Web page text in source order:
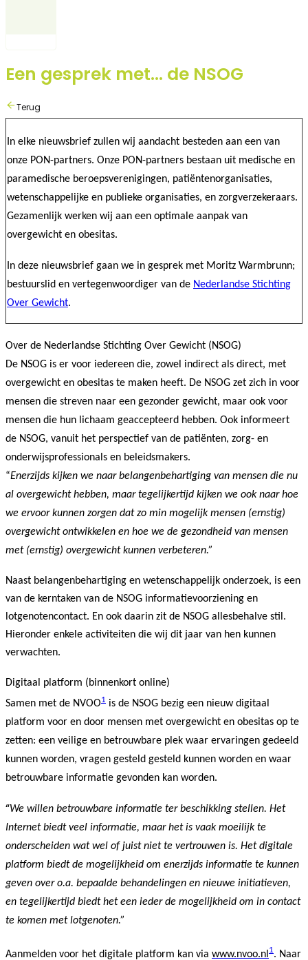
Een gesprek met… de NSOG
Terug
In elke nieuwsbrief zullen wij aandacht besteden aan een van
onze PON-partners. Onze PON-partners bestaan uit medische en
paramedische beroepsverenigingen, patiëntenorganisaties,
wetenschappelijke en publieke organisaties, en zorgverzekeraars.
Gezamenlijk werken wij aan een optimale aanpak van
overgewicht en obesitas.
In deze nieuwsbrief gaan we in gesprek met Moritz Warmbrunn;
bestuurslid en vertegenwoordiger van de Nederlandse Stichting
Over Gewicht.
Over de Nederlandse Stichting Over Gewicht (NSOG)
De NSOG is er voor iedereen die, zowel indirect als direct, met
overgewicht en obesitas te maken heeft. De NSOG zet zich in voor
mensen die streven naar een gezonder gewicht, maar ook voor
mensen die hun lichaam geaccepteerd hebben. Ook informeert
de NSOG, vanuit het perspectief van de patiënten, zorg- en
onderwijsprofessionals en beleidsmakers.
“Enerzijds kijken we naar belangenbehartiging van mensen die nu
al overgewicht hebben, maar tegelijkertijd kijken we ook naar hoe
we ervoor kunnen zorgen dat zo min mogelijk mensen (ernstig)
overgewicht ontwikkelen en hoe we de gezondheid van mensen
met (ernstig) overgewicht kunnen verbeteren.”
Naast belangenbehartiging en wetenschappelijk onderzoek, is een
van de kerntaken van de NSOG informatievoorziening en
lotgenotencontact. En ook daarin zit de NSOG allesbehalve stil.
Hieronder enkele activiteiten die wij dit jaar van hen kunnen
verwachten.
Digitaal platform (binnenkort online)
Samen met de NVOO1 is de NSOG bezig een nieuw digitaal
platform voor en door mensen met overgewicht en obesitas op te
zetten: een veilige en betrouwbare plek waar ervaringen gedeeld
kunnen worden, vragen gesteld gesteld kunnen worden en waar
betrouwbare informatie gevonden kan worden.
“We willen betrouwbare informatie ter beschikking stellen. Het
Internet biedt veel informatie, maar het is vaak moeilijk te
onderscheiden wat wel of juist niet te vertrouwen is. Het digitale
platform biedt de mogelijkheid om enerzijds informatie te kunnen
geven over o.a. bepaalde behandelingen en nieuwe initiatieven,
en tegelijkertijd biedt het een ieder de mogelijkheid om in contact
te komen met lotgenoten.”
Aanmelden voor het digitale platform kan via www.nvoo.nl 1. Naar